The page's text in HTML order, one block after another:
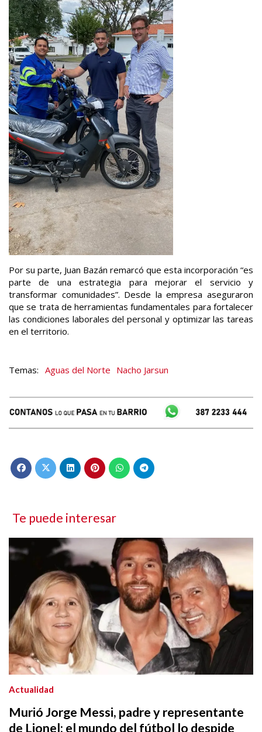
Por su parte, Juan Bazán remarcó que esta incorporación “es
parte de una estrategia para mejorar el servicio y
transformar comunidades”. Desde la empresa aseguraron
que se trata de herramientas fundamentales para fortalecer
las condiciones laborales del personal y optimizar las tareas
en el territorio.
Aguas del Norte Nacho Jarsun
Te puede interesar
Murió Jorge Messi, padre y representante
de Lionel: el mundo del fútbol lo despide
Actualidad